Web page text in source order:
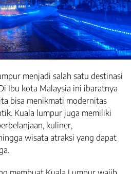
menjadi salah satu destinasi
Ibu kota Malaysia ini ibaratnya
bisa menikmati modernitas
Kuala lumpur juga memiliki
kuliner,
wisata atraksi yang dapat